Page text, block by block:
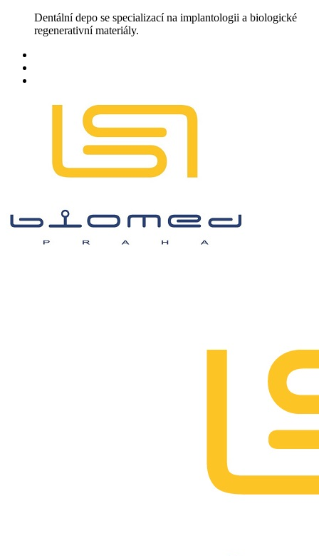
Dentální depo se specializací na implantologii a biologické
regenerativní materiály.